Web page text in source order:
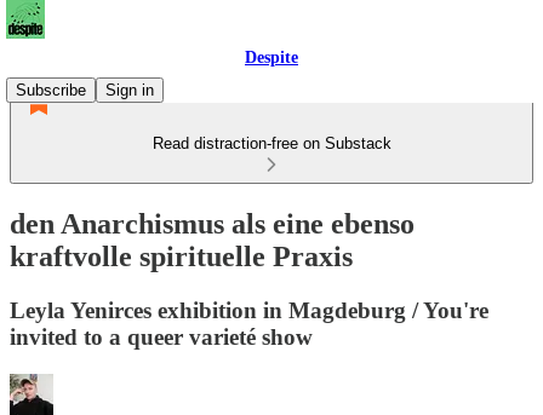
Despite
Subscribe
Sign in
Read distraction-free on Substack
den Anarchismus als eine ebenso
kraftvolle spirituelle Praxis
Leyla Yenirces exhibition in Magdeburg / You're
invited to a queer varieté show